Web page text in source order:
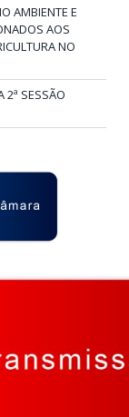
AMBIENTE E
AOS
NO
2ª SESSÃO